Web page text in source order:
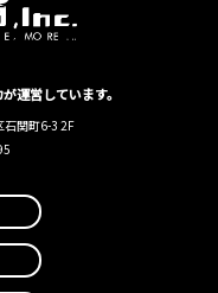
運営しています。
石関町6-3 2F